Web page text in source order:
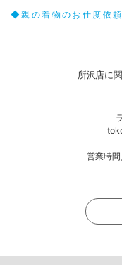
◆親の着物のお仕度依頼
所沢店に
営業時